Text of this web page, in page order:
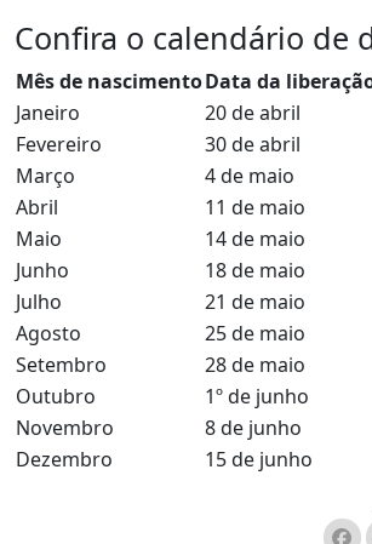
Confira o calendário de
Mês de nascimentoData da
Janeiro
20 de abril
Fevereiro
30 de abril
Março
4 de maio
Abril
11 de maio
Maio
14 de maio
Junho
18 de maio
Julho
21 de maio
Agosto
25 de maio
Setembro
28 de maio
Outubro
1º de junho
Novembro
8 de junho
Dezembro
15 de junho